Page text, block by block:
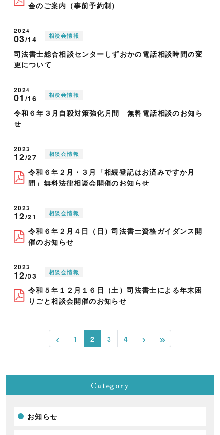
会のご案内（事前予約制）
2024
03/14 相談会情報
司法書士総合相談センターしずおかの電話相談時間の変
更について
2024
01 /16 相談会情報
令和６年３月自殺対策強化月間 無料電話相談のお知ら
せ
2023
12/27 相談会情報
令和６年２月・３月「相続登記はお済みですか月
間」無料法律相談会開催のお知らせ
2023
12/21 相談会情報
令和６年２月４日（日）司法書士資格ガイダンス開
催のお知らせ
2023
12/03 相談会情報
令和５年１２月１６日（土）司法書士による年末困
りごと相談会開催のお知らせ
1 2 3 4
Category
お知らせ